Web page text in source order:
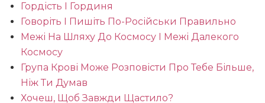
Гордість І Гординя
Говоріть І Пишіть По-Російськи Правильно
Межі На Шляху До Космосу І Межі Далекого
Космосу
Група Крові Може Розповісти Про Тебе Більше,
Ніж Ти Думав
Хочеш, Щоб Завжди Щастило?